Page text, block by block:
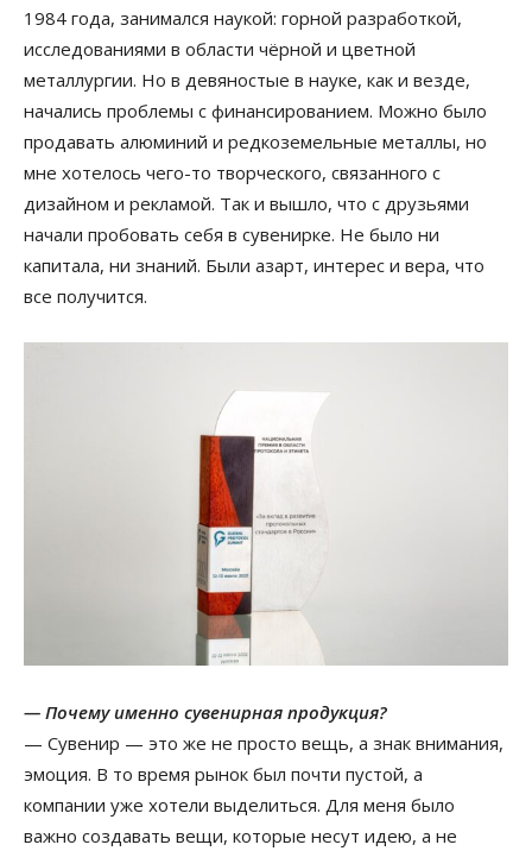
1984 года, занимался наукой: горной разработкой,
исследованиями в области чёрной и цветной
металлургии. Но в девяностые в науке, как и везде,
начались проблемы с финансированием. Можно было
продавать алюминий и редкоземельные металлы, но
мне хотелось чего-то творческого, связанного с
дизайном и рекламой. Так и вышло, что с друзьями
начали пробовать себя в сувенирке. Не было ни
капитала, ни знаний. Были азарт, интерес и вера, что
все получится.
— Почему именно сувенирная продукция?
— Сувенир — это же не просто вещь, а знак внимания,
эмоция. В то время рынок был почти пустой, а
компании уже хотели выделиться. Для меня было
важно создавать вещи, которые несут идею, а не